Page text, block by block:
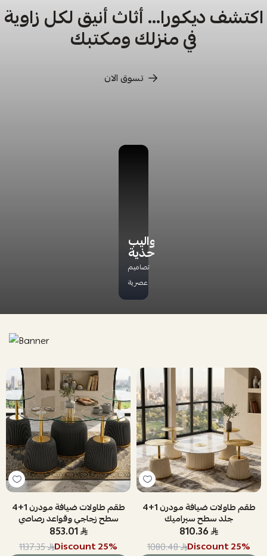
اكتشف ديكورا… أثاث أنيق لكل زاوية
في منزلك ومكتبك
تسوق الان
دواليب
أحذية
تصاميم
عصرية
طقم طاولات ضيافة مودرن 1+4
سطح زجاجي وقواعد رصاصي
853.01
1137.35 Discount25%
طقم طاولات ضيافة مودرن 1+4
جلد سطح سيراميك
810.36
1080.48 Discount25%